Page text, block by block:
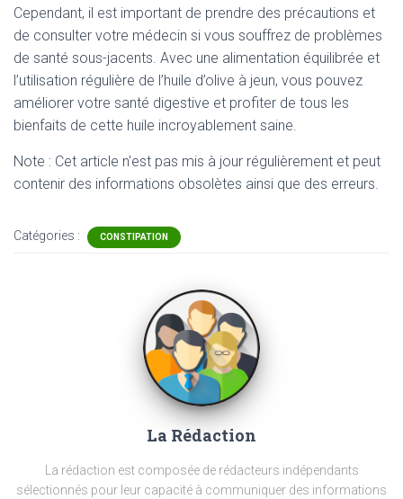
Cependant, il est important de prendre des précautions et
de consulter votre médecin si vous souffrez de problèmes
de santé sous-jacents. Avec une alimentation équilibrée et
l’utilisation régulière de l’huile d’olive à jeun, vous pouvez
améliorer votre santé digestive et profiter de tous les
bienfaits de cette huile incroyablement saine.
Note : Cet article n'est pas mis à jour régulièrement et peut
contenir des informations obsolètes ainsi que des erreurs.
Catégories : CONSTIPATION
La Rédaction
La rédaction est composée de rédacteurs indépendants
sélectionnés pour leur capacité à communiquer des informations